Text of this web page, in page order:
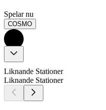
Spelar nu
COSMO
Liknande Stationer
Liknande Stationer